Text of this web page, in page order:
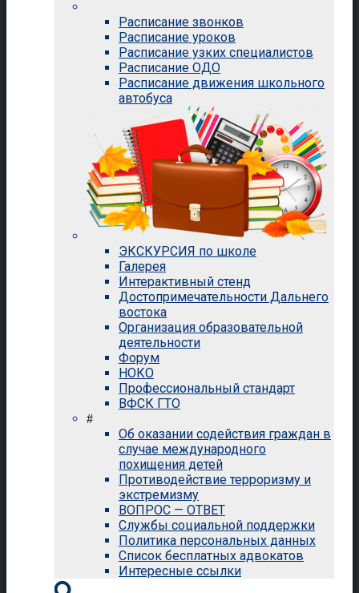
Расписание звонков
Расписание уроков
Расписание узких специалистов
Расписание ОДО
Расписание движения школьного
автобуса
ЭКСКУРСИЯ по школе
Галерея
Интерактивный стенд
Достопримечательности Дальнего
востока
Организация образовательной
деятельности
Форум
НОКО
Профессиональный стандарт
ВФСК ГТО
#
Об оказании содействия граждан в
случае международного
похищения детей
Противодействие терроризму и
экстремизму
ВОПРОС — ОТВЕТ
Службы социальной поддержки
Политика персональных данных
Список бесплатных адвокатов
Интересные ссылки